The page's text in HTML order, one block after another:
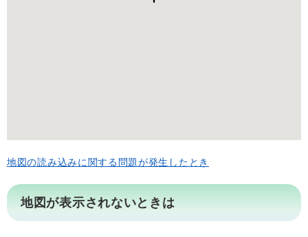
地図の読み込みに関する問題が発生したとき
地図が表示されないときは